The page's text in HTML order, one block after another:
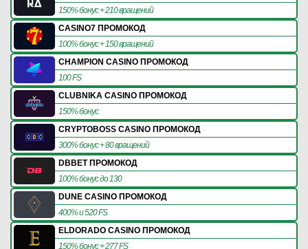
150% бонус + 210 вращений
CASINO7 ПРОМОКОД
100% бонус + 150 вращений
CHAMPION CASINO ПРОМОКОД
100 FS
CLUBNIKA CASINO ПРОМОКОД
150% бонус
CRYPTOBOSS CASINO ПРОМОКОД
300% бонус + 80 вращений
DBBET ПРОМОКОД
100% бонус до 130
DUNE CASINO ПРОМОКОД
400% и 520 FS
ELDORADO CASINO ПРОМОКОД
150% бонус + 277 FS